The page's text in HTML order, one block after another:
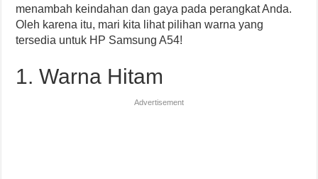
menambah keindahan dan gaya pada perangkat Anda.
Oleh karena itu, mari kita lihat pilihan warna yang
tersedia untuk HP Samsung A54!
1. Warna Hitam
Advertisement